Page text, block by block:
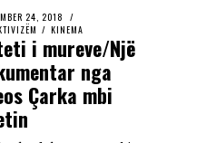
24, 2018
/ KINEMA
i mureve/Një
nga
Çarka mbi